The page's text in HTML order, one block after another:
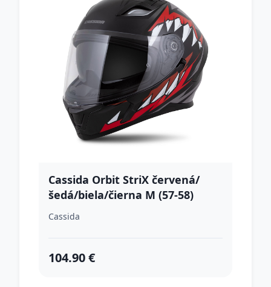
Cassida Orbit StriX červená/
šedá/biela/čierna M (57-58)
Cassida
104.90 €